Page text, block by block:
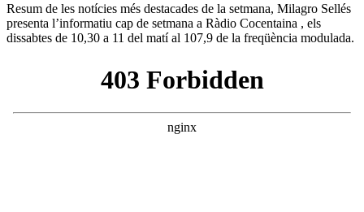
Resum de les notícies més destacades de la setmana, Milagro Sellés
presenta l’informatiu cap de setmana a Ràdio Cocentaina , els
dissabtes de 10,30 a 11 del matí al 107,9 de la freqüència modulada.